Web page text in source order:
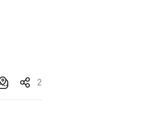
2